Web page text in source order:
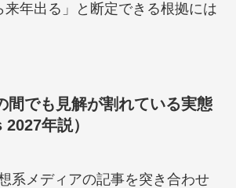
来年出る」と断定できる根拠には
間でも見解が割れている実態
2027年説）
系メディアの記事を突き合わせ